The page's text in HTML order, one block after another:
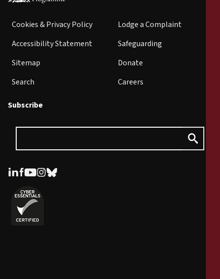
Cookies & Privacy Policy
Accessibility Statement
Sitemap
Search
Lodge a Complaint
Safeguarding
Donate
Careers
Subscribe